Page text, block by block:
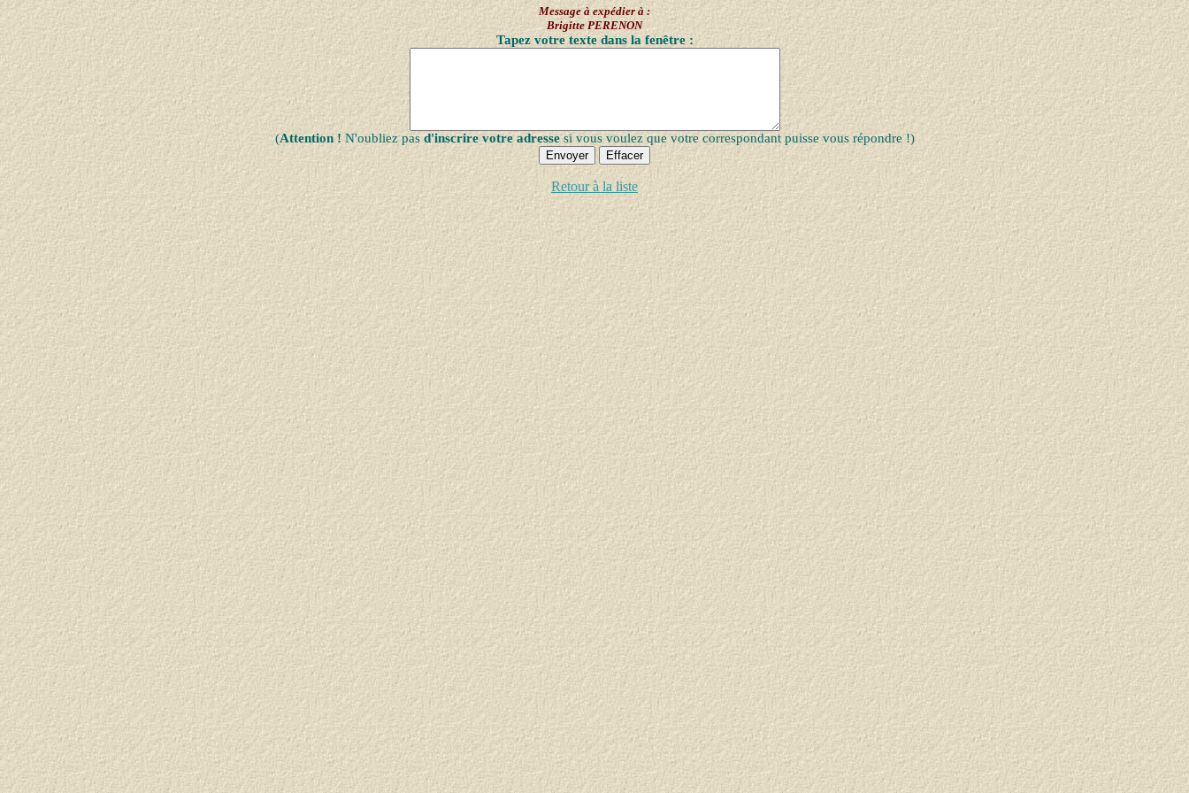
Message à expédier à :
Brigitte PERENON
Tapez votre texte dans la fenêtre :
(Attention !N'oubliez pasd'inscrire votre adressesi vous voulez que votre correspondant puisse vous répondre !)
Retour à la liste